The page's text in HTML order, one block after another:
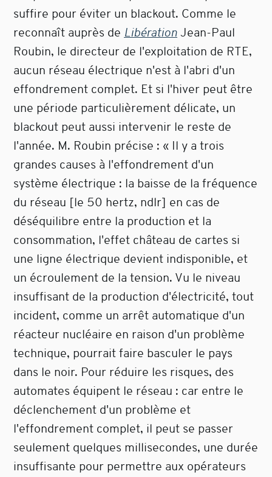
suffire pour éviter un blackout. Comme le
reconnaît auprès de Libération Jean-Paul
Roubin, le directeur de l'exploitation de RTE,
aucun réseau électrique n'est à l'abri d'un
effondrement complet. Et si l'hiver peut être
une période particulièrement délicate, un
blackout peut aussi intervenir le reste de
l'année. M. Roubin précise : « Il y a trois
grandes causes à l'effondrement d'un
système électrique : la baisse de la fréquence
du réseau [le 50 hertz, ndlr] en cas de
déséquilibre entre la production et la
consommation, l'effet château de cartes si
une ligne électrique devient indisponible, et
un écroulement de la tension. Vu le niveau
insuffisant de la production d'électricité, tout
incident, comme un arrêt automatique d'un
réacteur nucléaire en raison d'un problème
technique, pourrait faire basculer le pays
dans le noir. Pour réduire les risques, des
automates équipent le réseau : car entre le
déclenchement d'un problème et
l'effondrement complet, il peut se passer
seulement quelques millisecondes, une durée
insuffisante pour permettre aux opérateurs